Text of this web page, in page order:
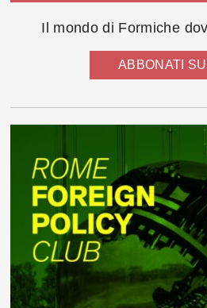
Il mondo di Formiche
ABBONATI